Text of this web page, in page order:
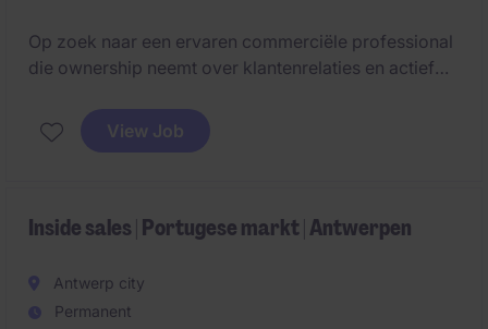
Op zoek naar een ervaren commerciële professional
die ownership neemt over klantenrelaties en actief
chemische sector. In deze rol fungeert je als
spilfiguur tussen klanten, sales en interne afdelingen,
View Job
Inside sales | Portugese markt | Antwerpen
Antwerp city
Permanent